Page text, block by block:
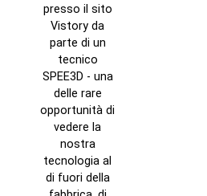
presso il sito
Vistory da
parte di un
tecnico
SPEE3D - una
delle rare
opportunità di
vedere la
nostra
tecnologia al
di fuori della